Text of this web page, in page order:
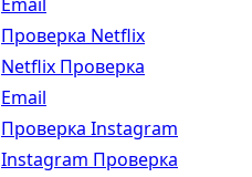
Проверка Netflix
Netflix Проверка
Email
Проверка Instagram
Instagram Проверка